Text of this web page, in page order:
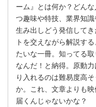
ーム』とは何か？どん
つ趣味や特技、業界知
生み出しどう発信して
トを交えながら解説す
たいな一冊。知ってる
なんだ！と納得。原動
り入れるのは難易度高
か。これ、文章よりも
届くんじゃないかな？